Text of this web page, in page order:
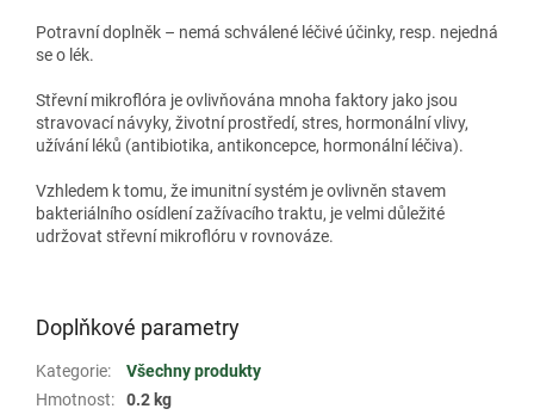
Potravní doplněk – nemá schválené léčivé účinky, resp. nejedná
se o lék.
Střevní mikroflóra je ovlivňována mnoha faktory jako jsou
stravovací návyky, životní prostředí, stres, hormonální vlivy,
užívání léků (antibiotika, antikoncepce, hormonální léčiva).
Vzhledem k tomu, že imunitní systém je ovlivněn stavem
bakteriálního osídlení zažívacího traktu, je velmi důležité
udržovat střevní mikroflóru v rovnováze.
Doplňkové parametry
Kategorie:
Všechny produkty
Hmotnost:
0.2 kg